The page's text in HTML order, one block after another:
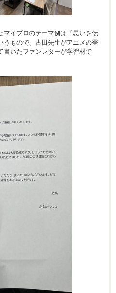
マイプロのテーマ例は「思いを伝
うもので、古田先生がアニメの登
書いたファンレターが学習材で